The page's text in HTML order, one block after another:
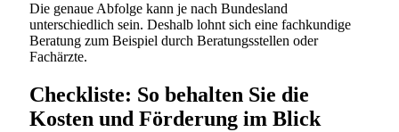
Die genaue Abfolge kann je nach Bundesland
unterschiedlich sein. Deshalb lohnt sich eine fachkundige
Beratung zum Beispiel durch Beratungsstellen oder
Fachärzte.
Checkliste: So behalten Sie die
Kosten und Förderung im Blick